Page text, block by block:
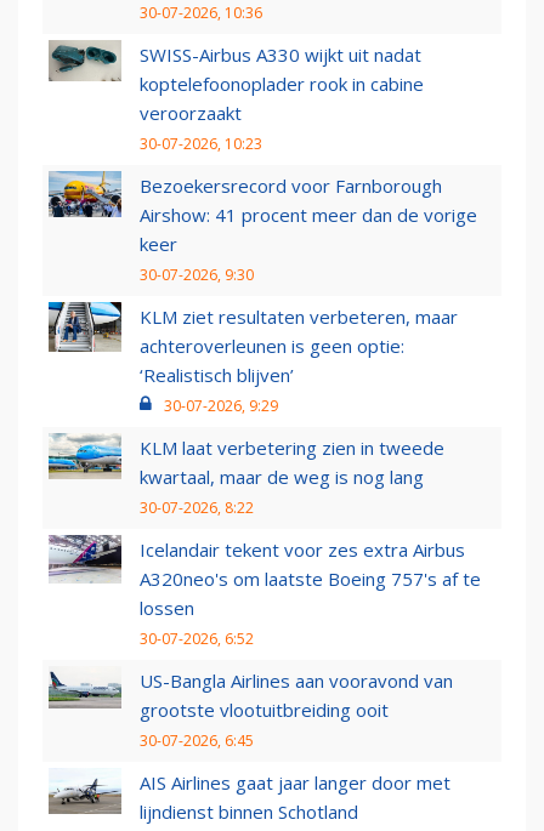
30-07-2026, 10:36
SWISS-Airbus A330 wijkt uit nadat
koptelefoonoplader rook in cabine
veroorzaakt
30-07-2026, 10:23
Bezoekersrecord voor Farnborough
Airshow: 41 procent meer dan de vorige
keer
30-07-2026, 9:30
KLM ziet resultaten verbeteren, maar
achteroverleunen is geen optie:
‘Realistisch blijven’
30-07-2026, 9:29
KLM laat verbetering zien in tweede
kwartaal, maar de weg is nog lang
30-07-2026, 8:22
Icelandair tekent voor zes extra Airbus
A320neo's om laatste Boeing 757's af te
lossen
30-07-2026, 6:52
US-Bangla Airlines aan vooravond van
grootste vlootuitbreiding ooit
30-07-2026, 6:45
AIS Airlines gaat jaar langer door met
lijndienst binnen Schotland